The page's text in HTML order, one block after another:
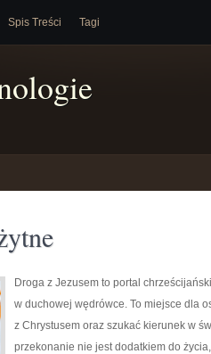
Spis Treści Tagi
Droga z Jezusem to portal
w duchowej wędrówce. To miejsce dla
z Chrystusem oraz szukać kierunek w
przekonanie nie jest dodatkiem do